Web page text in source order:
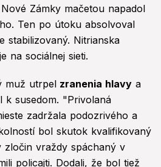
Zámky mačetou napadol
Ten po útoku absolvoval
stabilizovaný. Nitrianska
na sociálnej sieti.
muž utrpel zranenia hlavy a
k susedom. "Privolaná
zadržala podozrivého a
bol skutok kvalifikovaný
zločin vraždy spáchaný v
policajti. Dodali, že bol tiež